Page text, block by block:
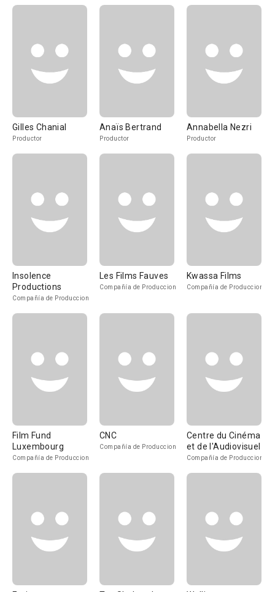
Gilles Chanial
Productor
Anaïs Bertrand
Productor
Annabella Nezri
Productor
Insolence
Productions
Compañía de Produccion
Les Films Fauves
Compañía de Produccion
Kwassa Films
Compañía de Produccion
Film Fund
Luxembourg
Compañía de Produccion
CNC
Compañía de Produccion
Centre du Cinéma
et de l'Audiovisuel
Compañía de Produccion